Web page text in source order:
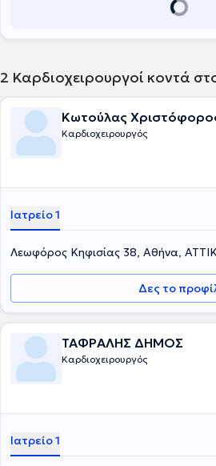
2 Καρδιοχειρουργοί κοντά
Κωτούλας
Καρδιοχειρουργός
Ιατρείο 1
Λεωφόρος Κηφισίας 38, Αθήνα,
Δες το
ΤΑΦΡΑΛΗΣ ΔΗΜΟΣ
Καρδιοχειρουργός
Ιατρείο 1